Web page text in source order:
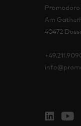
Am
40472